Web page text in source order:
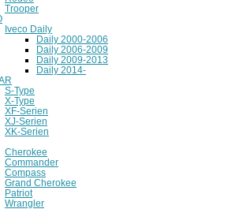
Trooper
Iveco Daily
Daily 2000-2006
Daily 2006-2009
Daily 2009-2013
Daily 2014-
S-Type
X-Type
XF-Serien
XJ-Serien
XK-Serien
Cherokee
Commander
Compass
Grand Cherokee
Patriot
Wrangler